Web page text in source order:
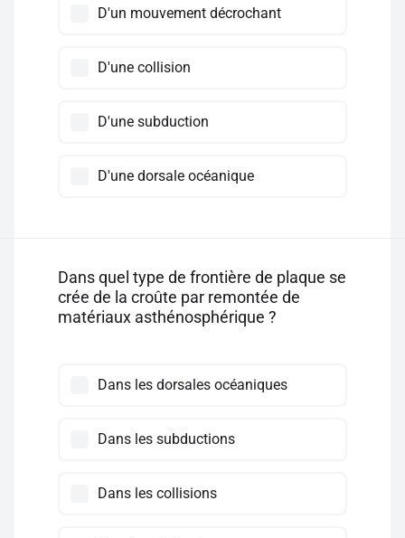
D'un mouvement décrochant
D'une collision
D'une subduction
D'une dorsale océanique
Dans quel type de frontière de plaque se
crée de la croûte par remontée de
matériaux asthénosphérique ?
Dans les dorsales océaniques
Dans les subductions
Dans les collisions